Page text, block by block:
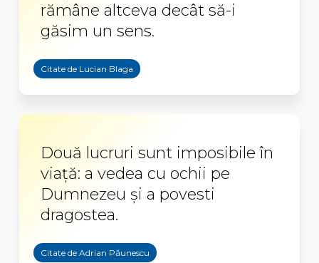
rămâne altceva decât să-i
găsim un sens.
Citate de Lucian Blaga
Două lucruri sunt imposibile în
viață: a vedea cu ochii pe
Dumnezeu și a povesti
dragostea.
Citate de Adrian Păunescu